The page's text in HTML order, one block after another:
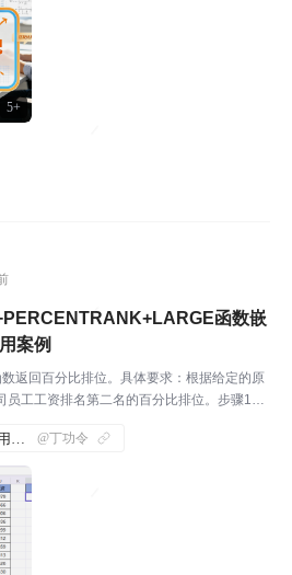
5+
函数嵌
案例
返回百分比排位。具体要求：根据给定的原
员工工资排名第二名的百分比排位。步骤1：
几个函数。步骤2...
@丁功令